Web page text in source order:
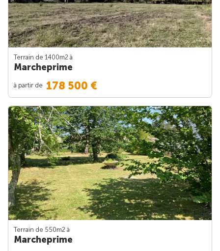
Terrain de 1400m2 à
Marcheprime
à partir de 178 500 €
Terrain de 550m2 à
Marcheprime